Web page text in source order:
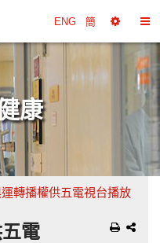
ENG 簡
擇
換
目
錄
康
轉播權供五電視台播放
電